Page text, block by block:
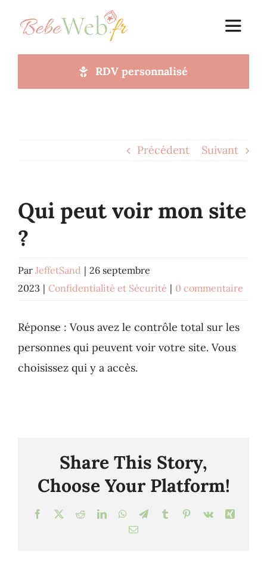
Toggle
Faq
RDV personnalisé
Précédent Suivant
Qui peut voir mon site
?
Par JeffetSand | 26 septembre
2023 | Confidentialité et Sécurité | 0 commentaire
Réponse : Vous avez le contrôle total sur les
personnes qui peuvent voir votre site. Vous
choisissez qui y a accès.
Share This Story,
Choose Your Platform!
Facebook
X RedditLinkedInWhatsApp
TelegramTumblrPinterest
Vk
Xing
Email